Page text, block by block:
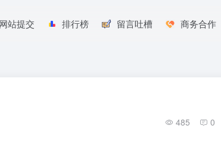
网站提交 排行榜 留言吐槽 商务合作
485 0